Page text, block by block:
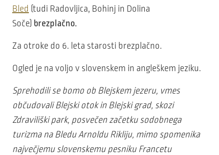
Bled (tudi Radovljica, Bohinj in Dolina
Soče) brezplačno.
Za otroke do 6. leta starosti brezplačno.
Ogled je na voljo v slovenskem in angleškem jeziku.
Sprehodili se bomo ob Blejskem jezeru, vmes
občudovali Blejski otok in Blejski grad, skozi
Zdraviliški park, posvečen začetku sodobnega
turizma na Bledu Arnoldu Rikliju, mimo spomenika
največjemu slovenskemu pesniku Francetu